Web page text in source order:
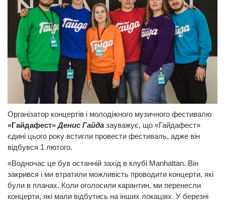
Організатор концертів і молодіжного музичного фестивалю
«Гайдафест»Денис Гайда зауважує, що «Гайдафест»
єдині цього року встигли провести фестиваль, адже він
відбувся 1 лютого.
«Водночас це був останній захід в клубі Manhattan. Він
закрився і ми втратили можливість проводити концерти, які
були в планах. Коли оголосили карантин, ми перенесли
концерти, які мали відбутись на інших локаціях. У березні